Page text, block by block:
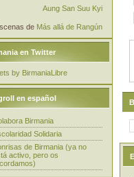
Aung San Suu Kyi
de Más allá de Rangún
en Twitter
by BirmaniaLibre
en español
Birmania
Solidaria
de Birmania (ya no
activo, pero os